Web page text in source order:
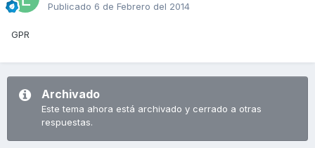
Publicado 6 de Febrero del 2014
GPR
Archivado
Este tema ahora está archivado y cerrado a otras
respuestas.